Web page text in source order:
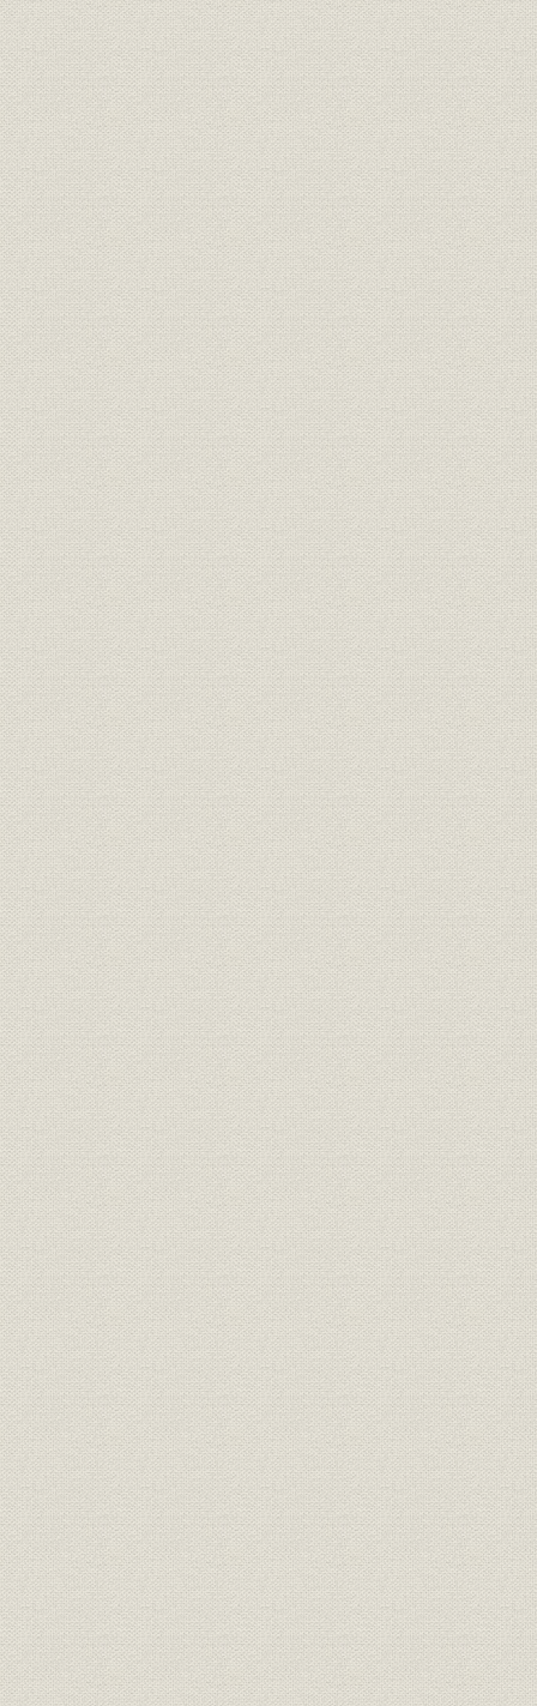
4 個人経営から株式会社へ 大正5年(1916)~7年(1918)
1 重宗芳水、不治の病に
◆発病
◆後事を託す
2 株式会社明電舎の誕生
3 芳水逝去、2代社長に重宗たけ就任
第2章 重電機会社としての発展と戦時体制下の経営 大正7年(1918)2
(1945)8月
1 新技術、新製品の開発と経営基盤の充実 大正7年(1918)~15年
1 電機産業界の発展
2 収益拡大下の生産
◆大物納入の増加と大崎工場の増設
◆大崎工場の増設
3 収益の拡大とその有効活用
◆業績の拡大
◆小学校の創設に尽力
◆教育用電動機の寄贈
◆従業員福祉の重視
◆労働争議の洗礼
4 記録品と新製品
◆大正時代中期以降の当社製品の概要
◆主要製品
5 関東大震災とその影響
2 飛躍的発展 昭和2年(1927)~17年(1942)
1 冬の時代から大幅需要増の時代へ
◆昭和恐慌下の業界
◆需要拡大期の業界発展
2 発展への経緯
◆不況下の苦闘
◆発展への軌跡
3 経営基盤強化の主要事項
◆2代目芳水の社長就任
◆創立40周年の盛況
◆重宗雄三体制の発足
4 海外への進出
◆中国東北部・奉天に出張所を開設